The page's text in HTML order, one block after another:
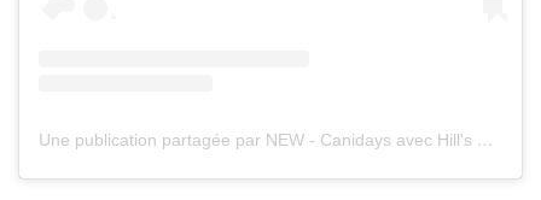
Une publication partagée par NEW - Canidays avec Hill's ???? (@canidays_)